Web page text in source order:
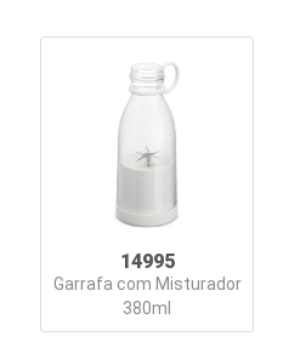
14995
Garrafa com Misturador
380ml